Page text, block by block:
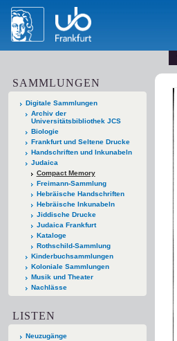
SAMMLUNGEN
Digitale Sammlungen
Archiv der
Universitätsbibliothek JCS
Biologie
Frankfurt und Seltene Drucke
Handschriften und Inkunabeln
Judaica
Compact Memory
Freimann-Sammlung
Hebräische Handschriften
Hebräische Inkunabeln
Jiddische Drucke
Judaica Frankfurt
Kataloge
Rothschild-Sammlung
Kinderbuchsammlungen
Koloniale Sammlungen
Musik und Theater
Nachlässe
LISTEN
Neuzugänge